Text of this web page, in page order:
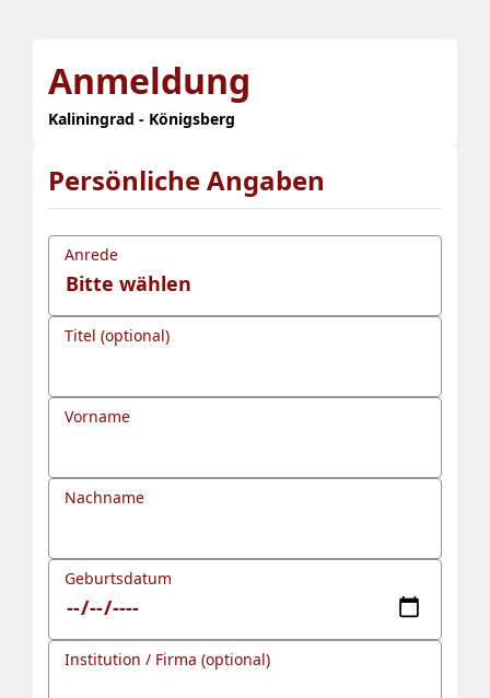
Anmeldung
Kaliningrad - Königsberg
Persönliche Angaben
Anrede
Titel (optional)
Vorname
Nachname
Geburtsdatum
Institution / Firma (optional)